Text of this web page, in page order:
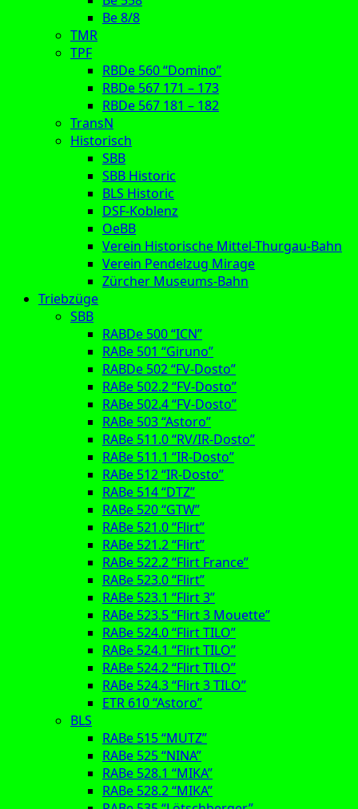
Be 8/8
TMR
TPF
RBDe 560 “Domino”
RBDe 567 171 – 173
RBDe 567 181 – 182
TransN
Historisch
SBB
SBB Historic
BLS Historic
DSF-Koblenz
OeBB
Verein Historische Mittel-Thurgau-Bahn
Verein Pendelzug Mirage
Zürcher Museums-Bahn
Triebzüge
SBB
RABDe 500 “ICN”
RABe 501 “Giruno”
RABDe 502 “FV-Dosto”
RABe 502.2 “FV-Dosto”
RABe 502.4 “FV-Dosto”
RABe 503 “Astoro”
RABe 511.0 “RV/IR-Dosto”
RABe 511.1 “IR-Dosto”
RABe 512 “IR-Dosto”
RABe 514 “DTZ”
RABe 520 “GTW”
RABe 521.0 “Flirt”
RABe 521.2 “Flirt”
RABe 522.2 “Flirt France”
RABe 523.0 “Flirt”
RABe 523.1 “Flirt 3”
RABe 523.5 “Flirt 3 Mouette”
RABe 524.0 “Flirt TILO”
RABe 524.1 “Flirt TILO”
RABe 524.2 “Flirt TILO”
RABe 524.3 “Flirt 3 TILO”
ETR 610 “Astoro”
BLS
RABe 515 “MUTZ”
RABe 525 “NINA”
RABe 528.1 “MIKA”
RABe 528.2 “MIKA”